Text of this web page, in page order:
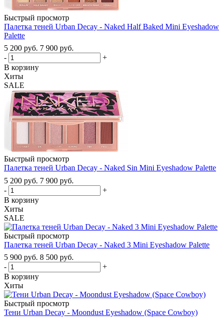
Быстрый просмотр
Палетка теней Urban Decay - Naked Half Baked Mini Eyeshadow
Palette
5 200 руб. 7 900 руб.
-
+
В корзину
Хиты
SALE
Быстрый просмотр
Палетка теней Urban Decay - Naked Sin Mini Eyeshadow Palette
5 200 руб. 7 900 руб.
-
+
В корзину
Хиты
SALE
Быстрый просмотр
Палетка теней Urban Decay - Naked 3 Mini Eyeshadow Palette
5 900 руб. 8 500 руб.
-
+
В корзину
Хиты
Быстрый просмотр
Тени Urban Decay - Moondust Eyeshadow (Space Cowboy)